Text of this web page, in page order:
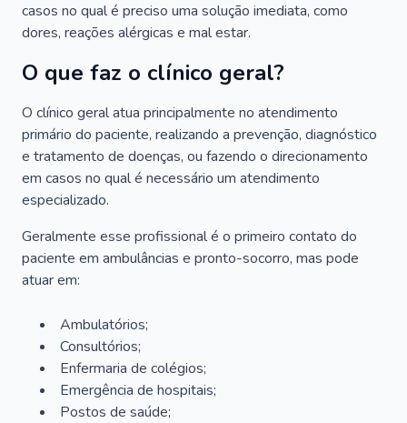
casos no qual é preciso uma solução imediata, como
dores, reações alérgicas e mal estar.
O que faz o clínico geral?
O clínico geral atua principalmente no atendimento
primário do paciente, realizando a prevenção, diagnóstico
e tratamento de doenças, ou fazendo o direcionamento
em casos no qual é necessário um atendimento
especializado.
Geralmente esse profissional é o primeiro contato do
paciente em ambulâncias e pronto-socorro, mas pode
atuar em:
Ambulatórios;
Consultórios;
Enfermaria de colégios;
Emergência de hospitais;
Postos de saúde;